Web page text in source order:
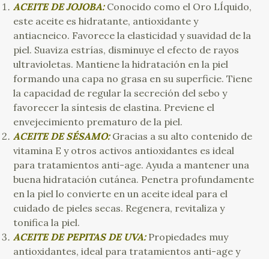
ACEITE DE JOJOBA:Conocido como el Oro LÍquido,
este aceite es hidratante, antioxidante y
antiacneico. Favorece la elasticidad y suavidad de la
piel. Suaviza estrías, disminuye el efecto de rayos
ultravioletas. Mantiene la hidratación en la piel
formando una capa no grasa en su superficie. Tiene
la capacidad de regular la secreción del sebo y
favorecer la síntesis de elastina. Previene el
envejecimiento prematuro de la piel.
ACEITE DE SÉSAMO: Gracias a su alto contenido de
vitamina E y otros activos antioxidantes es ideal
para tratamientos anti-age. Ayuda a mantener una
buena hidratación cutánea. Penetra profundamente
en la piel lo convierte en un aceite ideal para el
cuidado de pieles secas. Regenera, revitaliza y
tonifica la piel.
ACEITE DE PEPITAS DE UVA: Propiedades muy
antioxidantes, ideal para tratamientos anti-age y